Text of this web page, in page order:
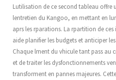
Lutilisation de ce second tableau offre
lentretien du Kangoo, en mettant en
aprs les rparations. La rpartition de
aide planifier les budgets et anticiper
Chaque lment du vhicule tant pass au
et de traiter les dysfonctionnements
transforment en pannes majeures.